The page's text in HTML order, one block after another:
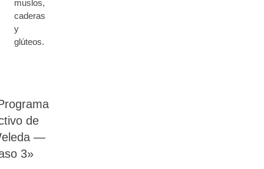
muslos,
caderas
y
glúteos.
de
—
3»